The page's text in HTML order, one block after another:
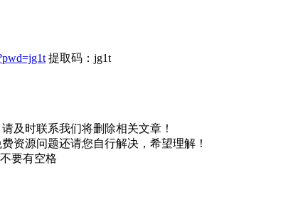
提取码：jg1t
及时联系我们将删除相关文章！
资源问题还请您自行解决，希望理解！
要有空格